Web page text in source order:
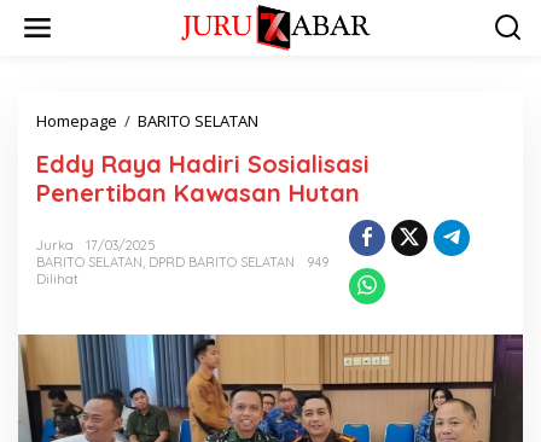
Homepage / BARITO SELATAN
Eddy Raya Hadiri Sosialisasi
Penertiban Kawasan Hutan
Jurka
17/03/2025
BARITO SELATAN, DPRD BARITO SELATAN
949
Dilihat